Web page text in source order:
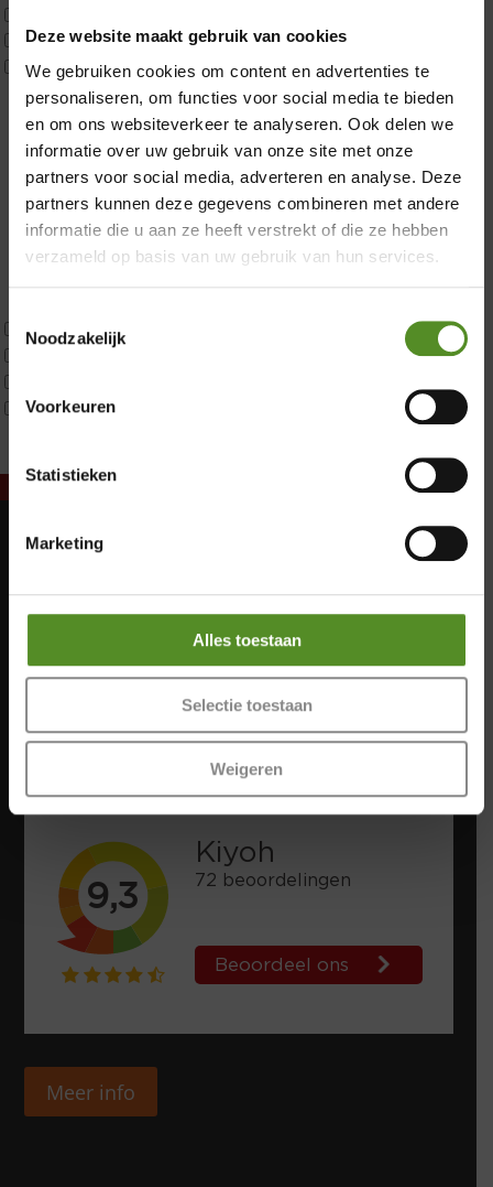
Deze website maakt gebruik van cookies
We gebruiken cookies om content en advertenties te
personaliseren, om functies voor social media te bieden
en om ons websiteverkeer te analyseren. Ook delen we
informatie over uw gebruik van onze site met onze
partners voor social media, adverteren en analyse. Deze
partners kunnen deze gegevens combineren met andere
informatie die u aan ze heeft verstrekt of die ze hebben
verzameld op basis van uw gebruik van hun services.
Noodzakelijk
Voorkeuren
Statistieken
Marketing
Alles toestaan
Selectie toestaan
Weigeren
P650 Twijfelaar
Toppers
Maatvoering
1 persoon
2 personen
2 personen split
Twijfelaar
Materiaal
Koudschuim
Tweepersoons 1 kern
Tweepersoons 1 kern product
Webshop Only Collectie
Dinsdag: Gesloten
Woensdag: Gesloten
Donderdag: 12:00 – 17:00
Vrijdag: 12:00 – 17:00
Meer info
Donderdag 12:00 – 17:00
Zaterdag 12:00 – 17:00
×